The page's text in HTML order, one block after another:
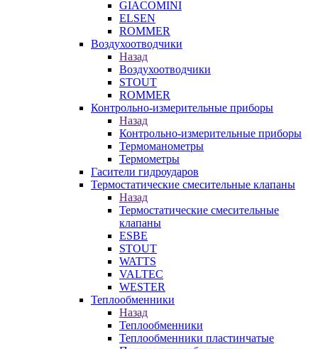
GIACOMINI
ELSEN
ROMMER
Воздухоотводчики
Назад
Воздухоотводчики
STOUT
ROMMER
Контрольно-измерительные приборы
Назад
Контрольно-измерительные приборы
Термоманометры
Термометры
Гасители гидроударов
Термостатические смесительные клапаны
Назад
Термостатические смесительные
клапаны
ESBE
STOUT
WATTS
VALTEC
WESTER
Теплообменники
Назад
Теплообменники
Теплообменники пластинчатые